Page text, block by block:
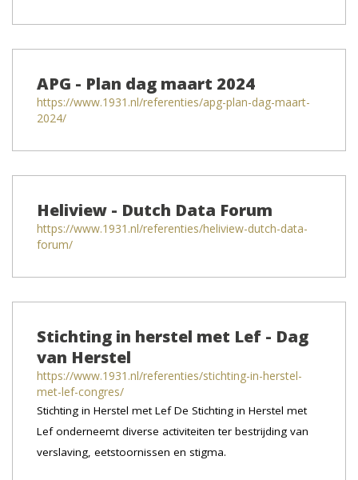
APG - Plan dag maart 2024
https://www.1931.nl/referenties/apg-plan-dag-maart-
2024/
Heliview - Dutch Data Forum
https://www.1931.nl/referenties/heliview-dutch-data-
forum/
Stichting in herstel met Lef - Dag
van Herstel
https://www.1931.nl/referenties/stichting-in-herstel-
met-lef-congres/
Stichting in Herstel met Lef De Stichting in Herstel met
Lef onderneemt diverse activiteiten ter bestrijding van
verslaving, eetstoornissen en stigma.